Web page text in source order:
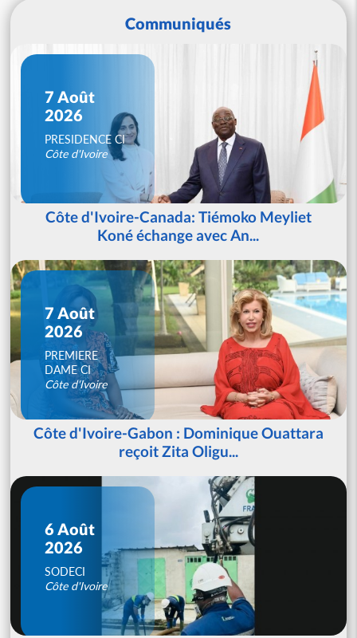
Communiqués
7 Août
2026
PRESIDENCE CI
Côte d'Ivoire
Côte d'Ivoire-Canada: Tiémoko Meyliet
Koné échange avec An...
7 Août
2026
PREMIERE
DAME CI
Côte d'Ivoire
Côte d'Ivoire-Gabon : Dominique Ouattara
reçoit Zita Oligu...
6 Août
2026
SODECI
Côte d'Ivoire